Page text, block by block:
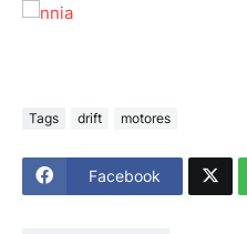
Tags drift motores
Facebook